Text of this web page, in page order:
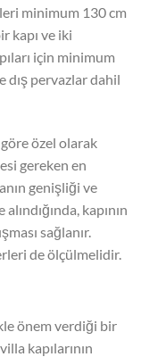
minimum 130 cm
kapı ve iki
için minimum
dış pervazlar dahil
özel olarak
gereken en
genişliği ve
kapının
sağlanır.
de ölçülmelidir.
önem verdiği bir
kapılarının